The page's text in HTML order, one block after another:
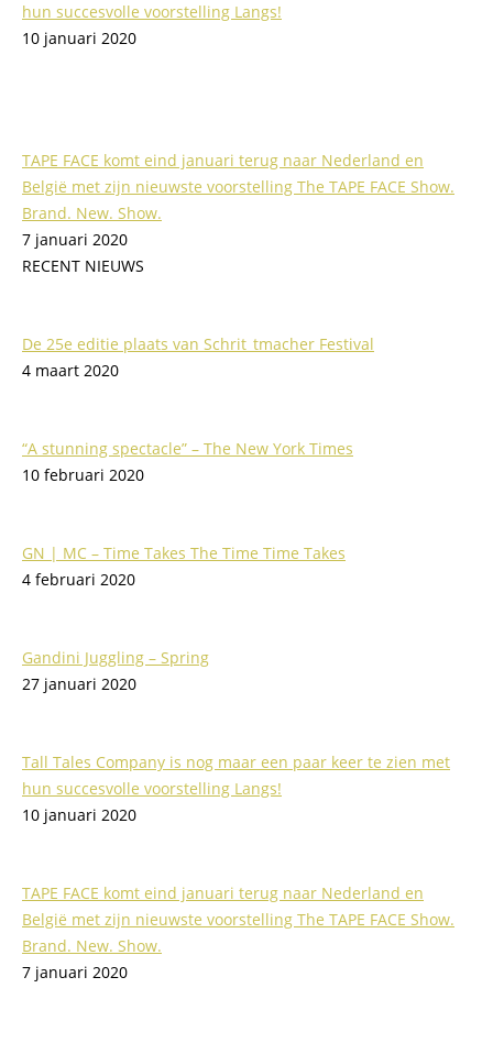
hun succesvolle voorstelling Langs!
10 januari 2020
TAPE FACE komt eind januari terug naar Nederland en
België met zijn nieuwste voorstelling The TAPE FACE Show.
Brand. New. Show.
7 januari 2020
RECENT NIEUWS
De 25e editie plaats van Schrit_tmacher Festival
4 maart 2020
“A stunning spectacle” – The New York Times
10 februari 2020
GN | MC – Time Takes The Time Time Takes
4 februari 2020
Gandini Juggling – Spring
27 januari 2020
Tall Tales Company is nog maar een paar keer te zien met
hun succesvolle voorstelling Langs!
10 januari 2020
TAPE FACE komt eind januari terug naar Nederland en
België met zijn nieuwste voorstelling The TAPE FACE Show.
Brand. New. Show.
7 januari 2020